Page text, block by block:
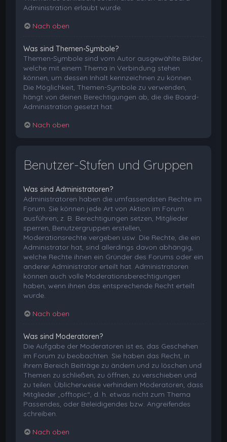
Administration erlaubt wurde.
Nach oben
Was sind Themen-Symbole?
Themen-Symbole sind vom Autor ausgewählte Bilder,
welche mit einem Thema in Verbindung stehen
können, um dessen Inhalt kennzeichnen zu können.
Die Möglichkeit, Themen-Symbole zu verwenden,
hängt von deinen Berechtigungen ab, die die Board-
Administration gesetzt hat.
Nach oben
Benutzer-Stufen und Gruppen
Was sind Administratoren?
Administratoren haben die umfassendsten Rechte im
Forum. Sie können jede Art von Aktion im Forum
ausführen; z. B. Berechtigungen setzen, Mitglieder
sperren, Benutzergruppen erstellen,
Moderationsrechte vergeben usw. Die Rechte, die ein
Administrator hat, sind allerdings davon abhängig,
welche Rechte ihnen ein Gründer des Forums oder ein
anderer Administrator erteilt hat. Administratoren
können auch volle Moderationsberechtigungen
haben, wenn ihnen das entsprechende Recht erteilt
wurde.
Nach oben
Was sind Moderatoren?
Die Aufgabe der Moderatoren ist es, das Geschehen
im Forum zu beobachten. Sie haben das Recht, in
ihrem Bereich Beiträge zu ändern und zu löschen und
Themen zu schließen, zu öffnen, zu verschieben und
zu teilen. Üblicherweise verhindern Moderatoren, dass
Mitglieder „offtopic“, d. h. etwas nicht zum Thema
Passendes, oder Beleidigendes bzw. Angreifendes
schreiben.
Nach oben